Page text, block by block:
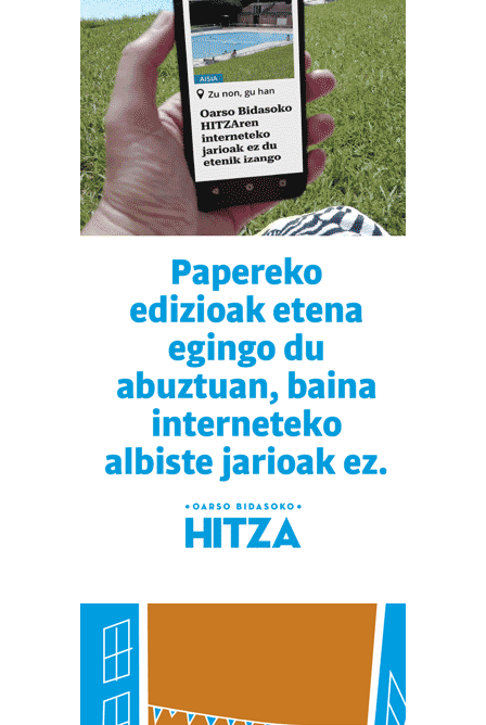
duten interes legitimoa eta horren aurka nola egin
dezakezun ikusteko.
Lortu zure datu pertsonalak prozesatzeko moduari
buruzko informazio gehiago eta ezarri zure lehentasunak
datuen atalean. Edozein unetan alda edo ken dezakezu
zure baimena Cookieen adierazpenean.
Webgune honek cookie propioak eta hirugarrenen cookie-
zerbitzuak hobetzeko asmoz, cookie teknologiaz
baliatzen gara. Ohar hau onartuz gero, teknologia hori
erabiltzeko baimen esplizitua ematen diguzu.